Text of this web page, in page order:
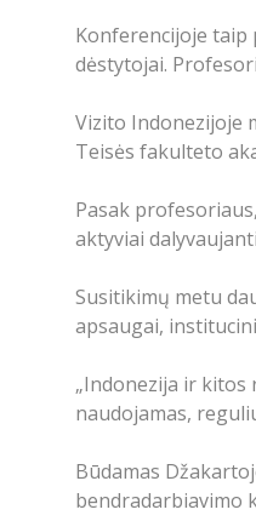
Konferencijoje taip
dėstytojai.
Vizito Indonezijoje
Teisės fakulteto
Pasak
aktyviai
Susitikimų metu
apsaugai,
„Indonezija ir
naudojamas,
Būdamas
bendradarbiavimo